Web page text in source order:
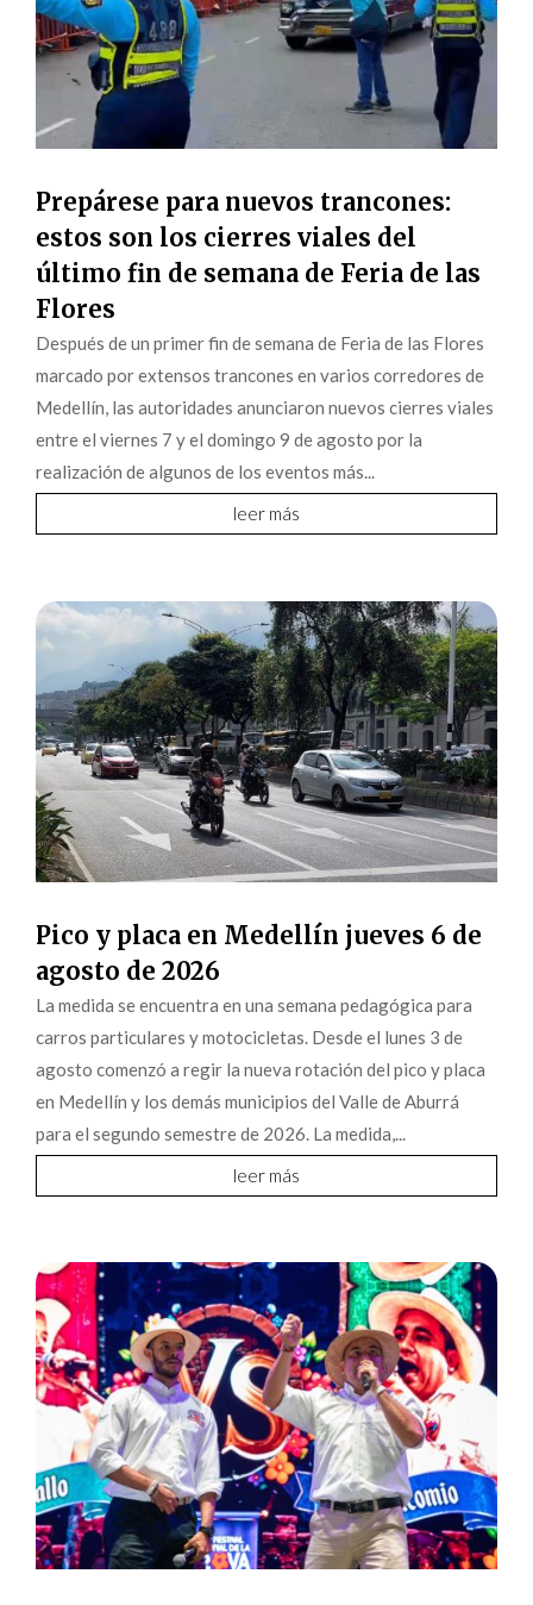
Prepárese para nuevos trancones:
estos son los cierres viales del
último fin de semana de Feria de las
Flores
Después de un primer fin de semana de Feria de las Flores
marcado por extensos trancones en varios corredores de
Medellín, las autoridades anunciaron nuevos cierres viales
entre el viernes 7 y el domingo 9 de agosto por la
realización de algunos de los eventos más...
leer más
Pico y placa en Medellín jueves 6 de
agosto de 2026
La medida se encuentra en una semana pedagógica para
carros particulares y motocicletas. Desde el lunes 3 de
agosto comenzó a regir la nueva rotación del pico y placa
en Medellín y los demás municipios del Valle de Aburrá
para el segundo semestre de 2026. La medida,...
leer más